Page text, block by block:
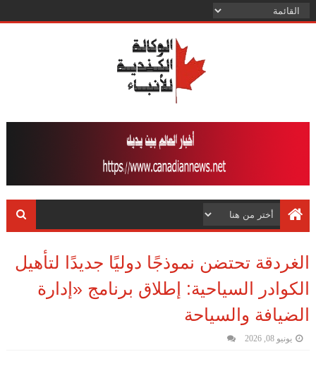
الغردقة تحتضن نموذجًا دوليًا جديدًا لتأهيل
الكوادر السياحية: إطلاق برنامج «إدارة
الضيافة والسياحة
يونيو 08, 2026